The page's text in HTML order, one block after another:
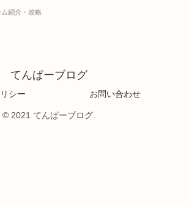
紹介・攻略
てんぱーブログ
シー お問い合わせ
© 2021 てんぱーブログ.